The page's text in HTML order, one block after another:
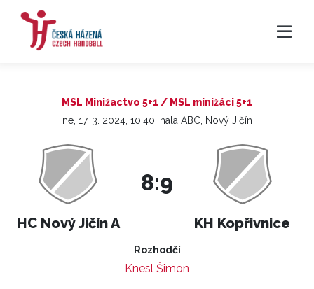
MSL Minižactvo 5+1 / MSL minižáci 5+1
ne, 17. 3. 2024, 10:40, hala ABC, Nový Jičín
HC Nový Jičín A
8:9
KH Kopřivnice
Rozhodčí
Knesl Šimon